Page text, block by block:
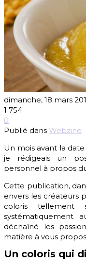
dimanche, 18 mars
1 754
0
Publié dans Webzine
Un mois avant la
je rédigeais un
personnel à propos
Cette publication,
envers les créateurs
coloris tellement
systématiquement
déchaîné les
matière à vous
Un coloris qui